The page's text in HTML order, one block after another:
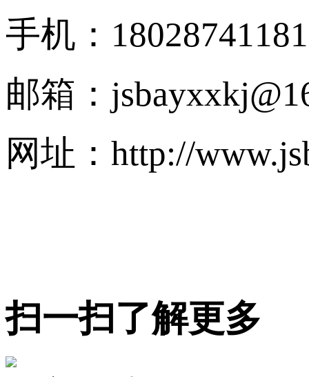
手机：18028741181
邮箱：
网址：http://
扫一扫了解更多